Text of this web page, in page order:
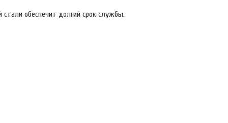
обеспечит долгий срок службы.